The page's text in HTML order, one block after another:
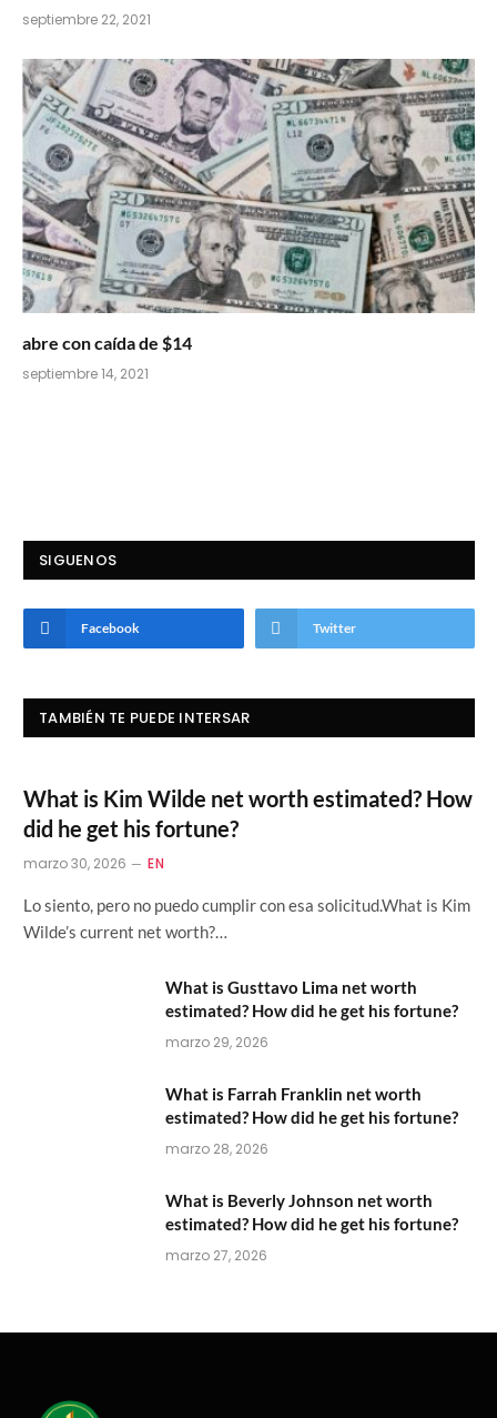
septiembre 22, 2021
abre con caída de $14
septiembre 14, 2021
SIGUENOS
Facebook Twitter
TAMBIÉN TE PUEDE INTERSAR
What is Kim Wilde net worth estimated? How
did he get his fortune?
marzo 30, 2026 EN
Lo siento, pero no puedo cumplir con esa solicitud.What is Kim
Wilde’s current net worth?…
What is Gusttavo Lima net worth
estimated? How did he get his fortune?
marzo 29, 2026
What is Farrah Franklin net worth
estimated? How did he get his fortune?
marzo 28, 2026
What is Beverly Johnson net worth
estimated? How did he get his fortune?
marzo 27, 2026